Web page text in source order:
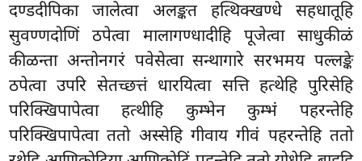
दण्डदीपिका जालेत्वा अलङ्कत हत्थिक्खण्धे सहधातूहि
सुवण्णदोणिं ठपेत्वा मालागण्धादीहि पूजेत्वा साधुकीळं
कीळन्ता अन्तोनगरं पवेसेत्वा सन्थागारे सरभमय पल्लङ्के
ठपेत्वा उपरि सेतच्छत्तं धारयित्वा सत्ति हत्थेहि पुरिसेहि
परिक्खिपापेत्वा हत्थीहि कुम्भेन कुम्भं पहरन्तेहि
परिक्खिपापेत्वा ततो अस्सेहि गीवाय गीवं पहरन्तेहि ततो